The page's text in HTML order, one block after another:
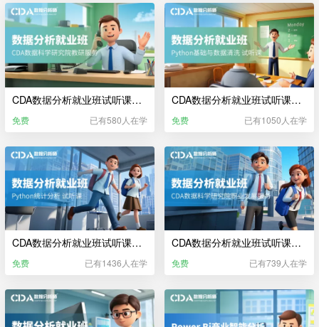
CDA数据分析就业班试听课——CDA数据分析师教研服务
免费 已有580人在学
CDA数据分析就业班试听课——Python编程基础与数据清洗
免费 已有1050人在学
CDA数据分析就业班试听课——Python统计分析
免费 已有1436人在学
CDA数据分析就业班试听课——CDA数据分析师职业发展服务
免费 已有739人在学